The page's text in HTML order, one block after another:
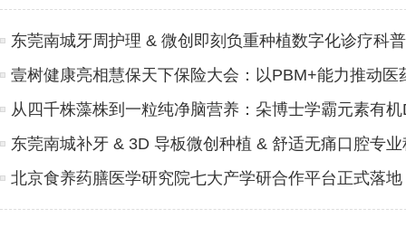
东莞南城牙周护理 & 微创即刻负重种植数字化诊疗科普
壹树健康亮相慧保天下保险大会：以PBM+能力推动医
从四千株藻株到一粒纯净脑营养：朵博士学霸元素有
东莞南城补牙 & 3D 导板微创种植 & 舒适无痛口腔专
北京食养药膳医学研究院七大产学研合作平台正式落地